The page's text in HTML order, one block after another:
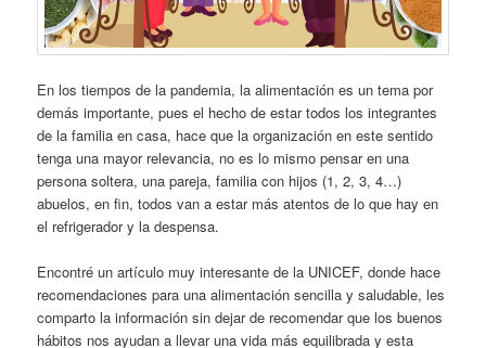
En los tiempos de la pandemia, la alimentación es un tema por
demás importante, pues el hecho de estar todos los integrantes
de la familia en casa, hace que la organización en este sentido
tenga una mayor relevancia, no es lo mismo pensar en una
persona soltera, una pareja, familia con hijos (1, 2, 3, 4…)
abuelos, en fin, todos van a estar más atentos de lo que hay en
el refrigerador y la despensa.
Encontré un artículo muy interesante de la UNICEF, donde hace
recomendaciones para una alimentación sencilla y saludable, les
comparto la información sin dejar de recomendar que los buenos
hábitos nos ayudan a llevar una vida más equilibrada y esta